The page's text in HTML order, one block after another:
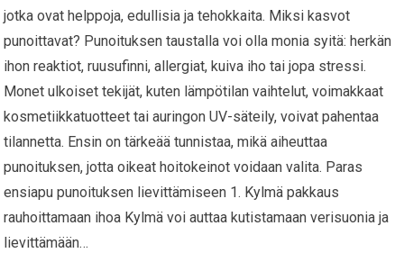
jotka ovat helppoja, edullisia ja tehokkaita. Miksi kasvot
punoittavat? Punoituksen taustalla voi olla monia syitä: herkän
ihon reaktiot, ruusufinni, allergiat, kuiva iho tai jopa stressi.
Monet ulkoiset tekijät, kuten lämpötilan vaihtelut, voimakkaat
kosmetiikkatuotteet tai auringon UV-säteily, voivat pahentaa
tilannetta. Ensin on tärkeää tunnistaa, mikä aiheuttaa
punoituksen, jotta oikeat hoitokeinot voidaan valita. Paras
ensiapu punoituksen lievittämiseen 1. Kylmä pakkaus
rauhoittamaan ihoa Kylmä voi auttaa kutistamaan verisuonia ja
lievittämään…